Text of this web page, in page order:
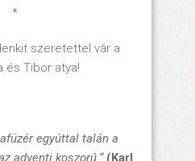
*
szeretettel vár a
és Tibor atya!
egyúttal talán a
adventi koszorú.“ (Karl